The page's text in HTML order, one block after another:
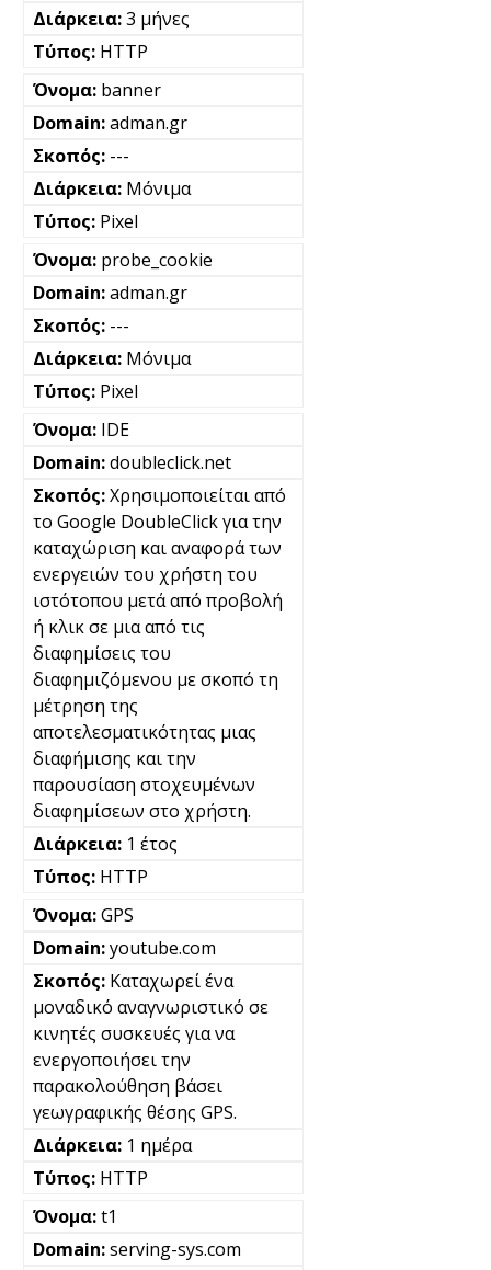
3 μήνες
HTTP
banner
adman.gr
---
Μόνιμα
Pixel
probe_cookie
adman.gr
---
Μόνιμα
Pixel
IDE
doubleclick.net
Χρησιμοποιείται από
το Google DoubleClick για την
καταχώριση και αναφορά των
ενεργειών του χρήστη του
ιστότοπου μετά από προβολή
ή κλικ σε μια από τις
διαφημίσεις του
διαφημιζόμενου με σκοπό τη
μέτρηση της
αποτελεσματικότητας μιας
διαφήμισης και την
παρουσίαση στοχευμένων
διαφημίσεων στο χρήστη.
1 έτος
HTTP
GPS
youtube.com
Καταχωρεί ένα
μοναδικό αναγνωριστικό σε
κινητές συσκευές για να
ενεργοποιήσει την
παρακολούθηση βάσει
γεωγραφικής θέσης GPS.
1 ημέρα
HTTP
t1
serving-sys.com